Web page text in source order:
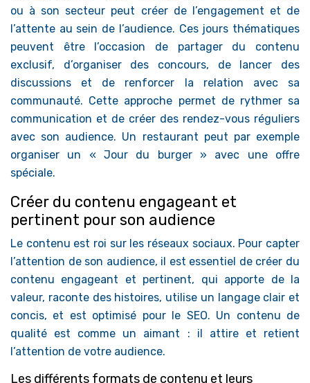
ou à son secteur peut créer de l’engagement et de
l’attente au sein de l’audience. Ces jours thématiques
peuvent être l’occasion de partager du contenu
exclusif, d’organiser des concours, de lancer des
discussions et de renforcer la relation avec sa
communauté. Cette approche permet de rythmer sa
communication et de créer des rendez-vous réguliers
avec son audience. Un restaurant peut par exemple
organiser un « Jour du burger » avec une offre
spéciale.
Créer du contenu engageant et
pertinent pour son audience
Le contenu est roi sur les réseaux sociaux. Pour capter
l’attention de son audience, il est essentiel de créer du
contenu engageant et pertinent, qui apporte de la
valeur, raconte des histoires, utilise un langage clair et
concis, et est optimisé pour le SEO. Un contenu de
qualité est comme un aimant : il attire et retient
l’attention de votre audience.
Les différents formats de contenu et leurs